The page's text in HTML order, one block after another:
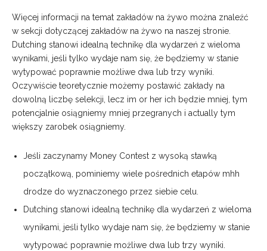
Więcej informacji na temat zakładów na żywo można znaleźć
w sekcji dotyczącej zakładów na żywo na naszej stronie.
Dutching stanowi idealną technikę dla wydarzeń z wieloma
wynikami, jeśli tylko wydaje nam się, że będziemy w stanie
wytypować poprawnie możliwe dwa lub trzy wyniki.
Oczywiście teoretycznie możemy postawić zakłady na
dowolną liczbę selekcji, lecz im or her ich będzie mniej, tym
potencjalnie osiągniemy mniej przegranych i actually tym
większy zarobek osiągniemy.
Jeśli zaczynamy Money Contest z wysoką stawką
początkową, pominiemy wiele pośrednich etapów mhh
drodze do wyznaczonego przez siebie celu.
Dutching stanowi idealną technikę dla wydarzeń z wieloma
wynikami, jeśli tylko wydaje nam się, że będziemy w stanie
wytypować poprawnie możliwe dwa lub trzy wyniki.